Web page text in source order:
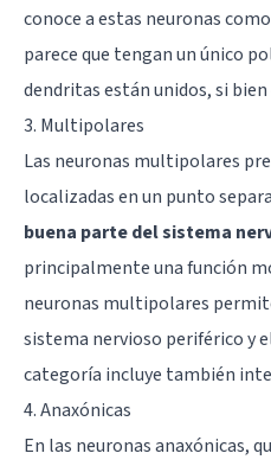
conoce a estas neuronas
parece que tengan un único
dendritas están unidos, si
3. Multipolares
Las neuronas multipolares
localizadas en un punto
buena parte del sistema
principalmente una función
neuronas multipolares
sistema nervioso periférico y
categoría incluye también
4. Anaxónicas
En las neuronas anaxónicas,